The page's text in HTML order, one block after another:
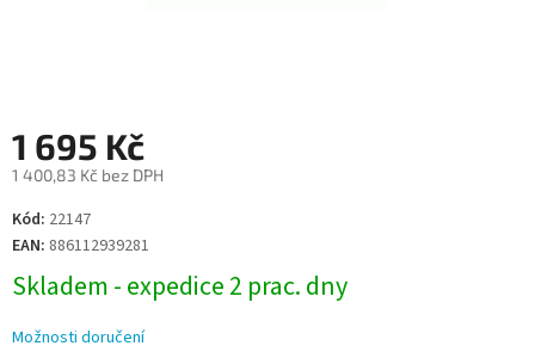
1 695 Kč
1 400,83 Kč bez DPH
Měrná
cena:
Kód: 22147
EAN: 886112939281
Skladem - expedice 2 prac. dny
Možnosti doručení